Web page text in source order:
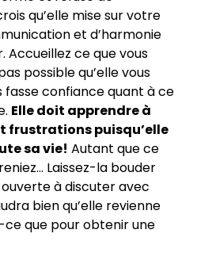
qu’elle mise sur votre
et d’harmonie
Accueillez ce que vous
possible qu’elle vous
confiance quant à ce
Elle doit apprendre à
frustrations puisqu’elle
sa vie! Autant que ce
Laissez-la bouder
à discuter avec
bien qu’elle revienne
ce que pour obtenir une